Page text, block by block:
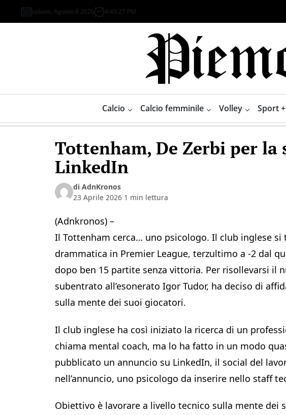
to
sabato, Agosto 8 2026 4:45:27 PM
Sport
Calcio Calcio femminile Volley Sport +
Tottenham, De Zerbi per la
LinkedIn
di AdnKronos
23 Aprile 2026 1 min lettura
(Adnkronos) –
Il Tottenham cerca… uno psicologo. Il club inglese si
drammatica in Premier League, terzultimo a -2 dal
dopo ben 15 partite senza vittoria. Per risollevarsi il
subentrato all’esonerato Igor Tudor, ha deciso di
sulla mente dei suoi giocatori.
Il club inglese ha così iniziato la ricerca di un
chiama mental coach, ma lo ha fatto in un modo
pubblicato un annuncio su LinkedIn, il social del
nell’annuncio, uno psicologo da inserire nello staff
Obiettivo è lavorare a livello tecnico sulla mente dei